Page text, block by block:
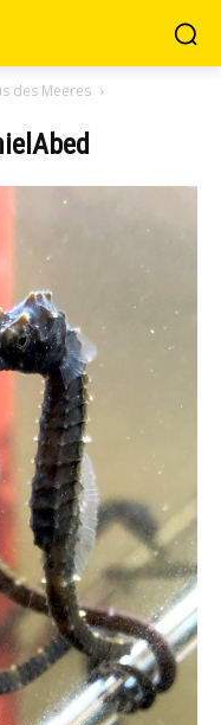
des Meeres